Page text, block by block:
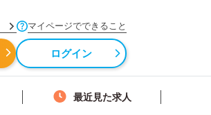
マイページでできること
ログイン
最近見た求人